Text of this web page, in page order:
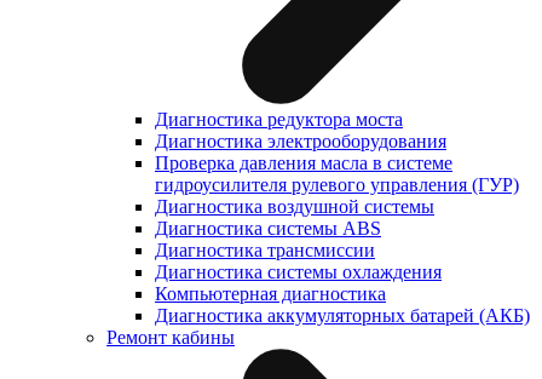
Диагностика редуктора моста
Диагностика электрооборудования
Проверка давления масла в системе
гидроусилителя рулевого управления (ГУР)
Диагностика воздушной системы
Диагностика системы ABS
Диагностика трансмиссии
Диагностика системы охлаждения
Компьютерная диагностика
Диагностика аккумуляторных батарей (АКБ)
Ремонт кабины